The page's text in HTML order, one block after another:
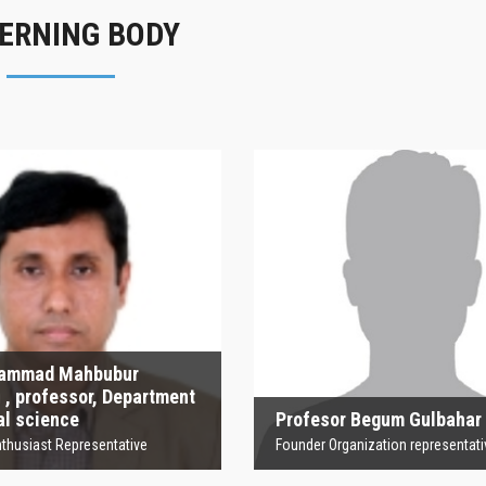
BODY
Profesor Begum Gulbahar
Founder Organization representative
Profesor Begum
Founder Organization representative
Principal